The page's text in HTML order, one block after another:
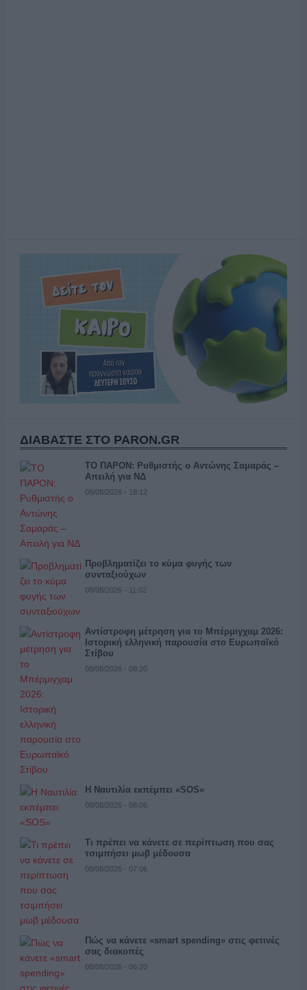
ΔΙΑΒΑΣΤΕ ΣΤΟ PARON.GR
ΤΟ ΠΑΡΟΝ: Ρυθμιστής ο Αντώνης Σαμαράς –
Απειλή για ΝΔ
08/08/2026 - 18:12
Προβληματίζει το κύμα φυγής των
συνταξιούχων
08/08/2026 - 11:02
Αντίστροφη μέτρηση για το Μπέρμιγχαμ 2026:
Ιστορική ελληνική παρουσία στο Ευρωπαϊκό
Στίβου
08/08/2026 - 08:20
Η Ναυτιλία εκπέμπει «SOS»
08/08/2026 - 08:06
Τι πρέπει να κάνετε σε περίπτωση που σας
τσιμπήσει μωβ μέδουσα
08/08/2026 - 07:06
Πώς να κάνετε «smart spending» στις φετινές
σας διακοπές
08/08/2026 - 06:20